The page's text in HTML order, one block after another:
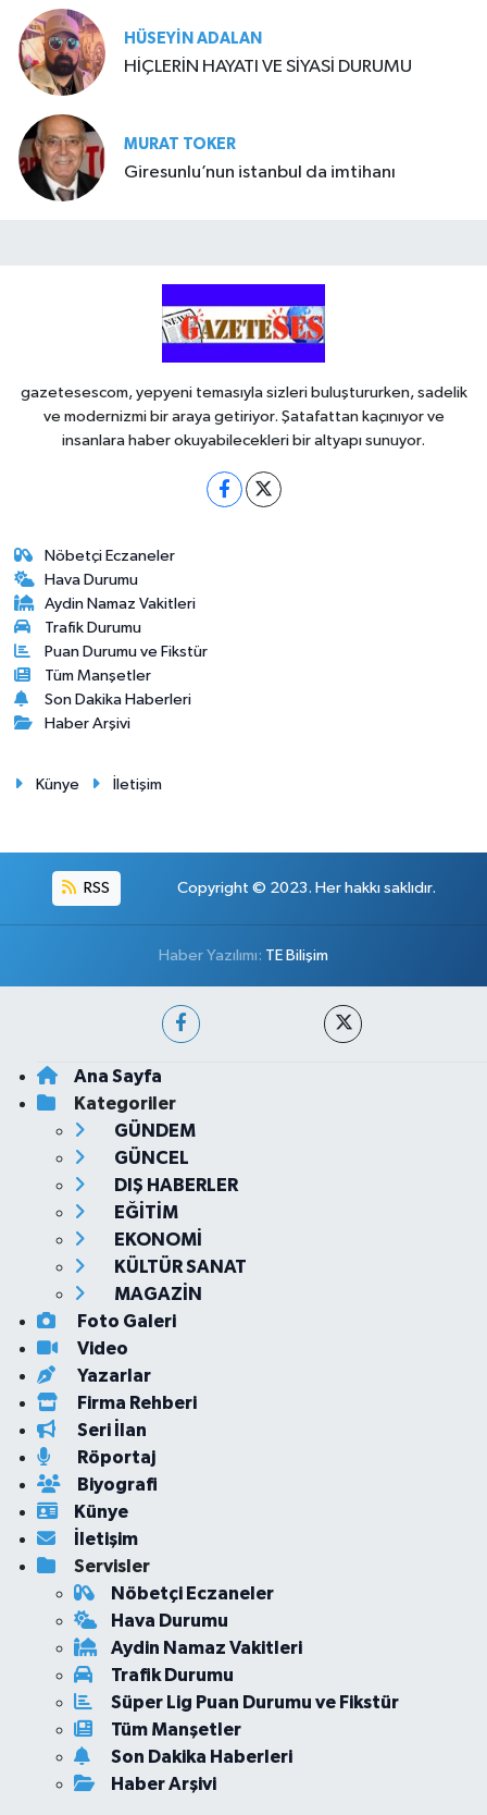
HÜSEYIN ADALAN
HİÇLERİN HAYATI VE SİYASİ DURUMU
MURAT TOKER
Giresunlu’nun istanbul da imtihanı
gazetesescom, yepyeni temasıyla sizleri buluştururken, sadelik
ve modernizmi bir araya getiriyor. Şatafattan kaçınıyor ve
insanlara haber okuyabilecekleri bir altyapı sunuyor.
Nöbetçi Eczaneler
Hava Durumu
Aydin Namaz Vakitleri
Trafik Durumu
Puan Durumu ve Fikstür
Tüm Manşetler
Son Dakika Haberleri
Haber Arşivi
Künye İletişim
RSS Copyright © 2023. Her hakkı saklıdır.
Haber Yazılımı: TE Bilişim
Ana Sayfa
Kategoriler
GÜNDEM
GÜNCEL
DIŞ HABERLER
EĞİTİM
EKONOMİ
KÜLTÜR SANAT
MAGAZİN
Foto Galeri
Video
Yazarlar
Firma Rehberi
Seri İlan
Röportaj
Biyografi
Künye
İletişim
Servisler
Nöbetçi Eczaneler
Hava Durumu
Aydin Namaz Vakitleri
Trafik Durumu
Süper Lig Puan Durumu ve Fikstür
Tüm Manşetler
Son Dakika Haberleri
Haber Arşivi